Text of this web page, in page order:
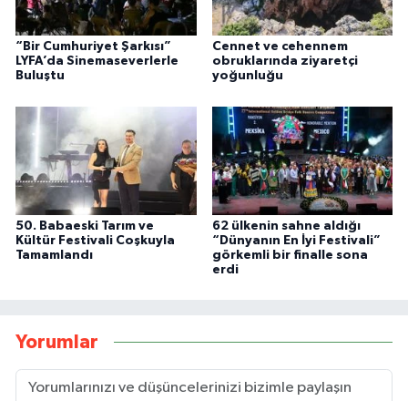
“Bir Cumhuriyet Şarkısı”
LYFA’da Sinemaseverlerle
Buluştu
Cennet ve cehennem
obruklarında ziyaretçi
yoğunluğu
50. Babaeski Tarım ve
Kültür Festivali Coşkuyla
Tamamlandı
62 ülkenin sahne aldığı
“Dünyanın En İyi Festivali”
görkemli bir finalle sona
erdi
Yorumlar